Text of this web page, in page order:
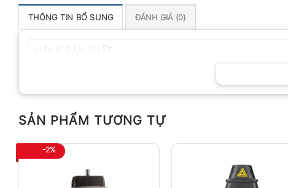
THÔNG TIN BỔ SUNG ĐÁNH GIÁ (0)
SẢN PHẨM TƯƠNG TỰ
-2%